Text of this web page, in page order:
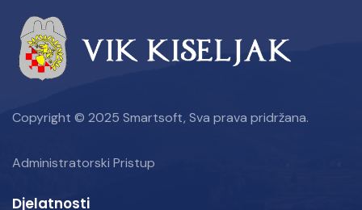
Copyright © 2025 Smartsoft, Sva prava pridržana.
Administratorski Pristup
Djelatnosti